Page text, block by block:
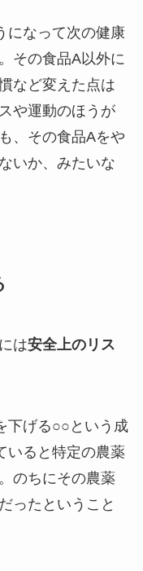
になって次の健康
その食品A以外に
など変えた点は
や運動のほうが
、その食品Aをや
いか、みたいな
は安全上のリス
下げる○○という成
いると特定の農薬
のちにその農薬
ったということ